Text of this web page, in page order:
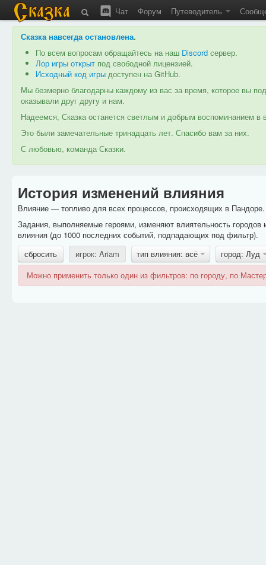
Чат Форум Путеводитель
Сказка навсегда остановлена.
По всем вопросам обращайтесь на наш Discord сервер.
Лор игры открыт под свободной лицензией.
Исходный код игры доступен на GitHub.
Мы безмерно благодарны каждому из вас за время, которое вы
оказывали друг другу и нам.
Надеемся, Сказка останется светлым и добрым воспоминанием
Это были замечательные тринадцать лет. Спасибо вам за них.
С любовью, команда Сказки.
История изменений влияния
Влияние — топливо для всех процессов, происходящих в
Задания, выполняемые героями, изменяют влиятельность
влияния (до 1000 последних событий, подпадающих под фильтр).
сбросить
игрок: Ariam тип влияния: всё
город: Луд
Можно применить только один из фильтров: по городу, по